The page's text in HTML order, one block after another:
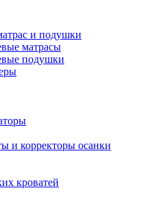
и подушки
матрасы
подушки
и корректоры осанки
кроватей